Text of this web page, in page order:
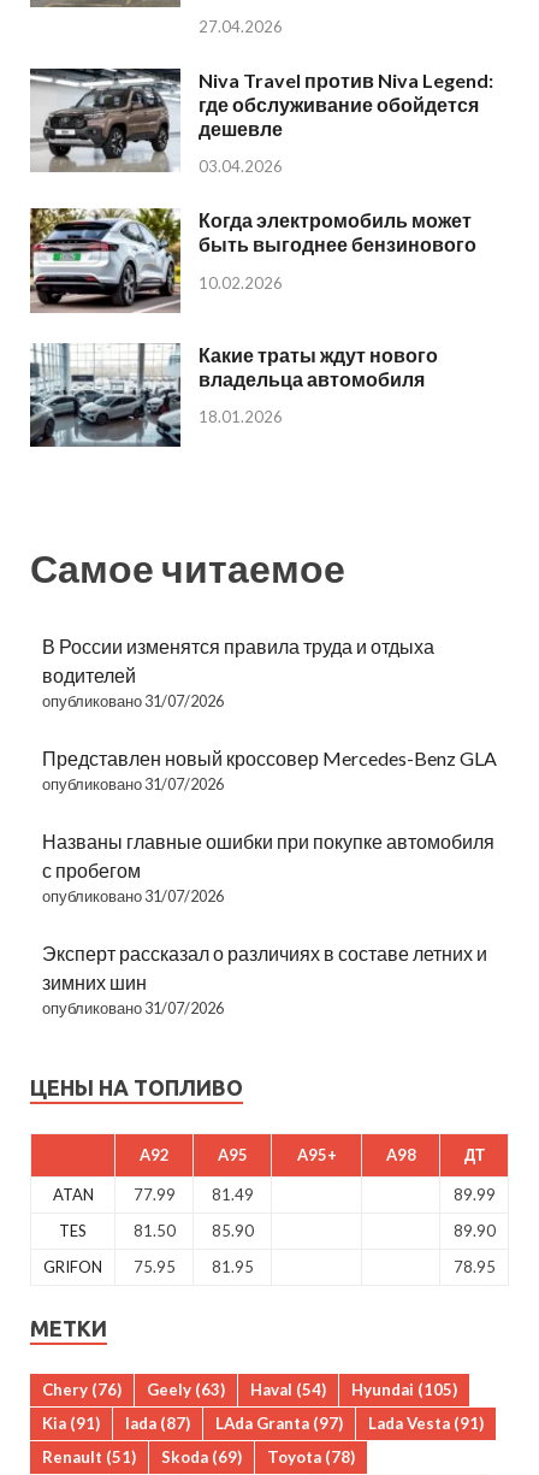
27.04.2026
Niva Travel против Niva Legend:
где обслуживание обойдется
дешевле
03.04.2026
Когда электромобиль может
быть выгоднее бензинового
10.02.2026
Какие траты ждут нового
владельца автомобиля
18.01.2026
Самое читаемое
В России изменятся правила труда и отдыха
водителей
опубликовано 31/07/2026
Представлен новый кроссовер Mercedes-Benz GLA
опубликовано 31/07/2026
Названы главные ошибки при покупке автомобиля
с пробегом
опубликовано 31/07/2026
Эксперт рассказал о различиях в составе летних и
зимних шин
опубликовано 31/07/2026
ЦЕНЫ НА ТОПЛИВО
A92 A95 A95+ A98 ДТ
ATAN 77.99 81.49
89.99
TES
81.50 85.90
89.90
GRIFON
75.95 81.95 78.95
МЕТКИ
Chery (76) Geely (63) Haval (54) Hyundai (105)
Kia (91) lada (87) LAda Granta (97) Lada Vesta (91)
Renault (51) Skoda (69) Toyota (78)